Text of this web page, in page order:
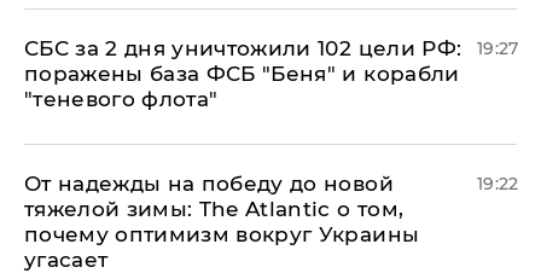
СБС за 2 дня уничтожили 102 цели РФ:
поражены база ФСБ "Беня" и корабли
"теневого флота"
19:27
От надежды на победу до новой
тяжелой зимы: The Atlantic о том,
почему оптимизм вокруг Украины
угасает
19:22